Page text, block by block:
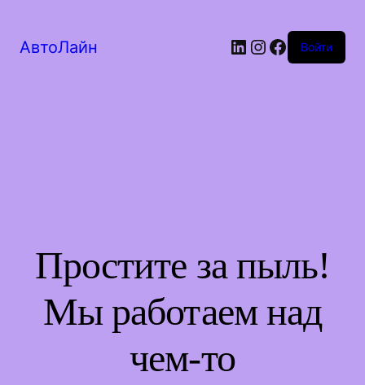
АвтоЛайн LinkedIn
Instagram
Facebook
Войти
Простите за пыль!
Мы работаем над
чем-то